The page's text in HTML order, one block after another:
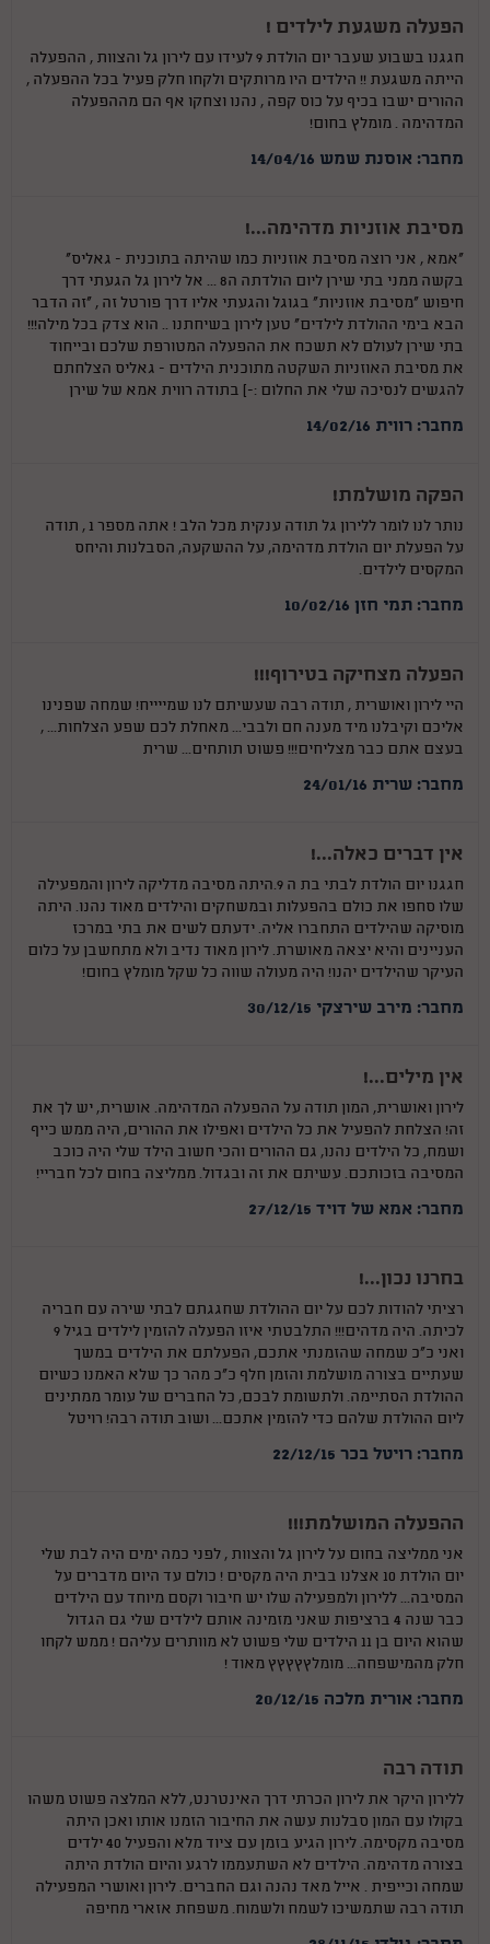
הפעלה משגעת לילדים !
חגגנו בשבוע שעבר יום הולדת 9 לעידו עם לירון גל והצוות , ההפעלה
הייתה משגעת !! הילדים היו מרותקים ולקחו חלק פעיל בכל ההפעלה ,
ההורים ישבו בכיף על כוס קפה , נהנו וצחקו אף הם מההפעלה
המדהימה . מומלץ בחום!
מחבר: אוסנת שמש 14/04/16
מסיבת אוזניות מדהימה...!
"אמא , אני רוצה מסיבת אוזניות כמו שהיתה בתוכנית - גאליס"
בקשה ממני בתי שירן ליום הולדתה ה8 ... אל לירון גל הגעתי דרך
חיפוש "מסיבת אוזניות" בגוגל והגעתי אליו דרך פורטל זה , "זה הדבר
הבא בימי ההולדת לילדים" טען לירון בשיחתנו .. הוא צדק בכל מילה!!!
בתי שירן לעולם לא תשכח את ההפעלה המטורפת שלכם ובייחוד
את מסיבת האוזניות השקטה מתוכנית הילדים - גאליס הצלחתם
להגשים לנסיכה שלי את החלום :-) בתודה רווית אמא של שירן
מחבר: רווית 14/02/16
הפקה מושלמת!
נותר לנו לומר ללירון גל תודה ענקית מכל הלב ! אתה מספר 1 , תודה
על הפעלת יום הולדת מדהימה, על ההשקעה, הסבלנות והיחס
המקסים לילדים.
מחבר: תמי חזן 10/02/16
הפעלה מצחיקה בטירוף!!!
היי לירון ואושרית , תודה רבה שעשיתם לנו שמייייח! שמחה שפנינו
אליכם וקיבלנו מיד מענה חם ולבבי... מאחלת לכם שפע הצלחות... ,
בעצם אתם כבר מצליחים!!! פשוט תותחים... שרית
מחבר: שרית 24/01/16
אין דברים כאלה...!
חגגנו יום הולדת לבתי בת ה 9.היתה מסיבה מדליקה לירון והמפעילה
שלו סחפו את כולם בהפעלות ובמשחקים והילדים מאוד נהנו. היתה
מוסיקה שהילדים התחברו אליה. ידעתם לשים את בתי במרכז
העניינים והיא יצאה מאושרת. לירון מאוד נדיב ולא מתחשבן על כלום
העיקר שהילדים יהנו! היה מעולה שווה כל שקל מומלץ בחום!
מחבר: מירב שירצקי 30/12/15
אין מילים...!
לירון ואושרית, המון תודה על ההפעלה המדהימה. אושרית, יש לך את
זה! הצלחת להפעיל את כל הילדים ואפילו את ההורים, היה ממש כייף
ושמח, כל הילדים נהנו, גם ההורים והכי חשוב הילד שלי היה כוכב
המסיבה בזכותכם. עשיתם את זה ובגדול. ממליצה בחום לכל חבריי!
מחבר: אמא של דויד 27/12/15
בחרנו נכון...!
רציתי להודות לכם על יום ההולדת שחגגתם לבתי שירה עם חבריה
לכיתה. היה מדהים!!! התלבטתי איזו הפעלה להזמין לילדים בגיל 9
ואני כ"כ שמחה שהזמנתי אתכם, הפעלתם את הילדים במשך
שעתיים בצורה מושלמת והזמן חלף כ"כ מהר כך שלא האמנו כשיום
ההולדת הסתיימה. ולתשומת לבכם, כל החברים של עומר ממתינים
ליום ההולדת שלהם כדי להזמין אתכם... ושוב תודה רבה! רויטל
מחבר: רויטל בכר 22/12/15
ההפעלה המושלמת!!!
אני ממליצה בחום על לירון גל והצוות , לפני כמה ימים היה לבת שלי
יום הולדת 10 אצלנו בבית היה מקסים ! כולם עד היום מדברים על
המסיבה... ללירון ולמפעילה שלו יש חיבור וקסם מיוחד עם הילדים
כבר שנה 4 ברציפות שאני מזמינה אותם לילדים שלי גם הגדול
שהוא היום בן 11 הילדים שלי פשוט לא מוותרים עליהם ! ממש לקחו
חלק מהמישפחה... מומלץץץץץ מאוד !
מחבר: אורית מלכה 20/12/15
תודה רבה
ללירון היקר את לירון הכרתי דרך האינטרנט, ללא המלצה פשוט משהו
בקולו עם המון סבלנות עשה את החיבור הזמנו אותו ואכן היתה
מסיבה מקסימה. לירון הגיע בזמן עם ציוד מלא והפעיל 40 ילדים
בצורה מדהימה. הילדים לא השתעממו לרגע והיום הולדת היתה
שמחה וכייפית . אייל מאד נהנה וגם החברים. לירון ואושרי המפעילה
תודה רבה שתמשיכו לשמח ולשמוח. משפחת אזארי מחיפה